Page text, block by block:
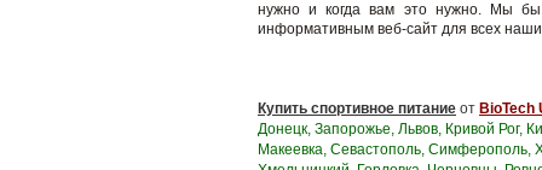
нужно и когда вам это нужно.
Мы бы
информативным веб-сайт для всех
Купить спортивное питание от BioTech
Донецк, Запорожье, Львов, Кривой Рог,
Макеевка, Севастополь, Симферополь,